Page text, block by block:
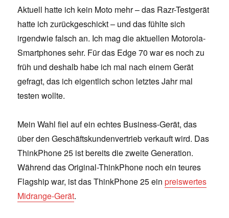
Aktuell hatte ich kein Moto mehr – das Razr-Testgerät
hatte ich zurückgeschickt – und das fühlte sich
irgendwie falsch an. Ich mag die aktuellen Motorola-
Smartphones sehr. Für das Edge 70 war es noch zu
früh und deshalb habe ich mal nach einem Gerät
gefragt, das ich eigentlich schon letztes Jahr mal
testen wollte.
Mein Wahl fiel auf ein echtes Business-Gerät, das
über den Geschäftskundenvertrieb verkauft wird. Das
ThinkPhone 25 ist bereits die zweite Generation.
Während das Original-ThinkPhone noch ein teures
Flagship war, ist das ThinkPhone 25 einpreiswertes
Midrange-Gerät.